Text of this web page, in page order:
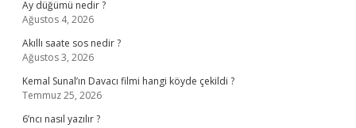
Ay düğümü nedir ?
Ağustos 4, 2026
Akıllı saate sos nedir ?
Ağustos 3, 2026
Kemal Sunal’ın Davacı filmi hangi köyde çekildi ?
Temmuz 25, 2026
6’ncı nasıl yazılır ?